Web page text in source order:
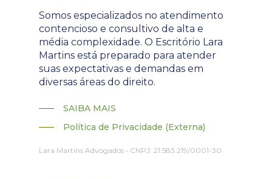
Somos especializados no atendimento
contencioso e consultivo de alta e
média complexidade. O Escritório Lara
Martins está preparado para atender
suas expectativas e demandas em
diversas áreas do direito.
SAIBA MAIS
Política de Privacidade (Externa)
Lara Martins Advogados • CNPJ: 21.583.219/0001-30